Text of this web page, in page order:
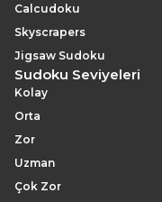
Calcudoku
Skyscrapers
Jigsaw Sudoku
Sudoku Seviyeleri
Kolay
Orta
Zor
Uzman
Çok Zor